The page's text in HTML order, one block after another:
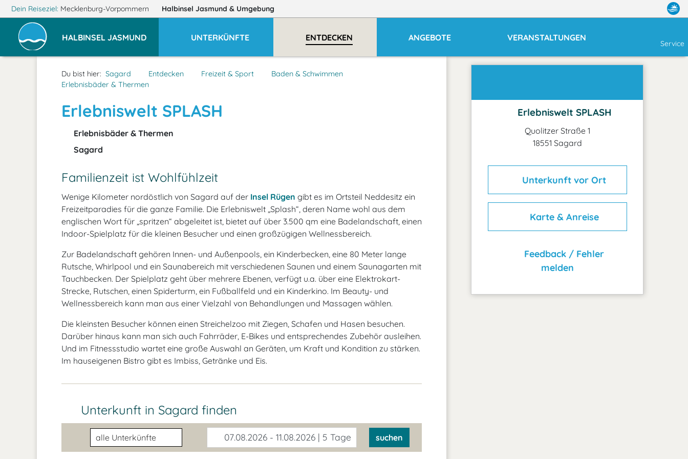
Dein Reiseziel: Mecklenburg-Vorpommern Halbinsel Jasmund & Umgebung
HALBINSEL JASMUND UNTERKÜNFTE ENTDECKEN ANGEBOTE VERANSTALTUNGEN
Service
Du bist hier: Sagard Entdecken Freizeit & Sport
Baden & Schwimmen
Erlebnisbäder & Thermen
Erlebniswelt SPLASH
Erlebnisbäder & Thermen
Sagard
Familienzeit ist Wohlfühlzeit
Wenige Kilometer nordöstlich von Sagard auf der Insel Rügen gibt es im Ortsteil Neddesitz ein
Freizeitparadies für die ganze Familie. Die Erlebniswelt „Splash“, deren Name wohl aus dem
englischen Wort für „spritzen“ abgeleitet ist, bietet auf über 3.500 qm eine Badelandschaft, einen
Indoor-Spielplatz für die kleinen Besucher und einen großzügigen Wellnessbereich.
Zur Badelandschaft gehören Innen- und Außenpools, ein Kinderbecken, eine 80 Meter lange
Rutsche, Whirlpool und ein Saunabereich mit verschiedenen Saunen und einem Saunagarten mit
Tauchbecken. Der Spielplatz geht über mehrere Ebenen, verfügt u.a. über eine Elektrokart-
Strecke, Rutschen, einen Spiderturm, ein Fußballfeld und ein Kinderkino. Im Beauty- und
Wellnessbereich kann man aus einer Vielzahl von Behandlungen und Massagen wählen.
Die kleinsten Besucher können einen Streichelzoo mit Ziegen, Schafen und Hasen besuchen.
Darüber hinaus kann man sich auch Fahrräder, E-Bikes und entsprechendes Zubehör ausleihen.
Und im Fitnessstudio wartet eine große Auswahl an Geräten, um Kraft und Kondition zu stärken.
Im hauseigenen Bistro gibt es Imbiss, Getränke und Eis.
Unterkunft in Sagard finden
Unterkunftsart 07.08.2026 - 11.08.2026 | 5 Tage suchen
Erlebniswelt SPLASH
Quolitzer Straße 1
18551 Sagard
Unterkunft vor Ort
Karte & Anreise
Feedback / Fehler
melden